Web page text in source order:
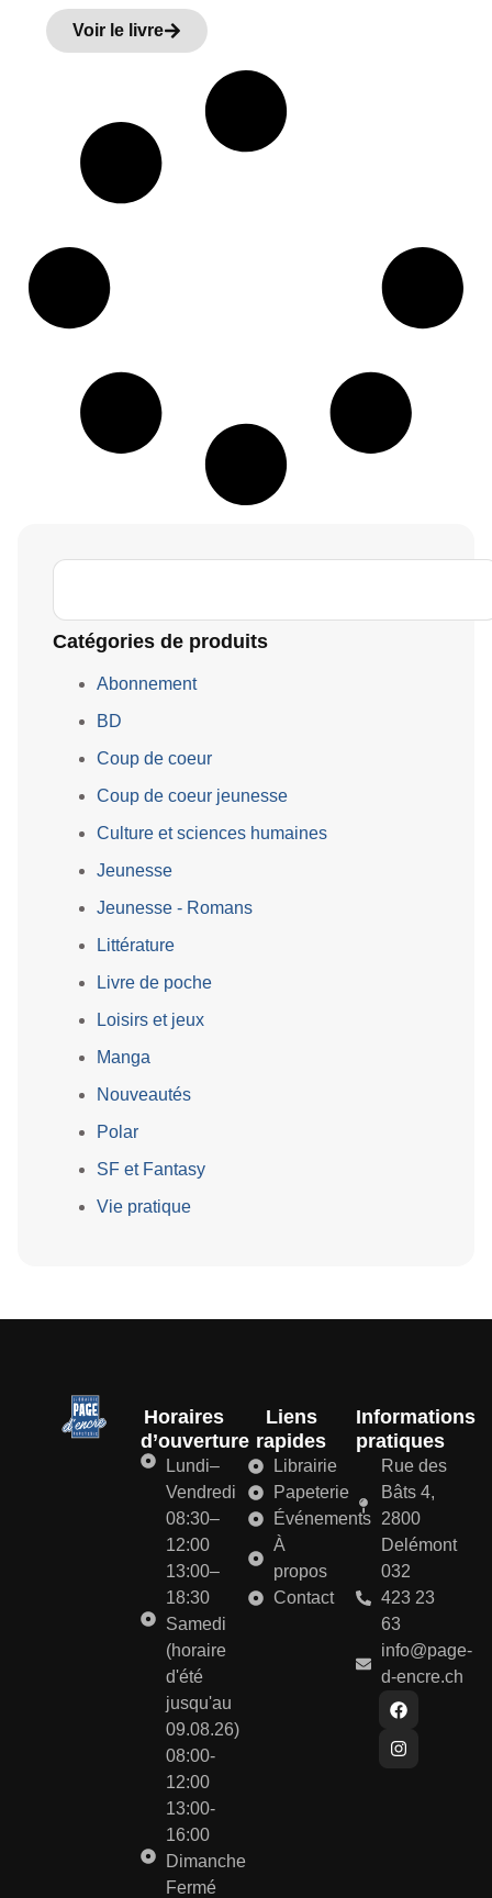
Voir le livre
Catégories de produits
Abonnement
BD
Coup de coeur
Coup de coeur jeunesse
Culture et sciences humaines
Jeunesse
Jeunesse - Romans
Littérature
Livre de poche
Loisirs et jeux
Manga
Nouveautés
Polar
SF et Fantasy
Vie pratique
Horaires
d’ouverture
Lundi–
Vendredi
08:30–
12:00
13:00–
18:30
Samedi
(horaire
d'été
jusqu'au
09.08.26)
08:00-
12:00
13:00-
16:00
Dimanche
Fermé
Liens
rapides
Librairie
Papeterie
Événements
À
propos
Contact
Informations
pratiques
Rue des
Bâts 4,
2800
Delémont
032
423 23
63
info@page-
d-encre.ch